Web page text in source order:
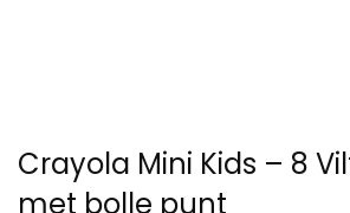
Crayola Mini Kids – 8
met bolle punt